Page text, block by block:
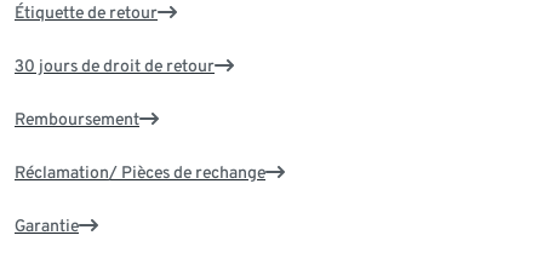
Étiquette de retour
30 jours de droit de retour
Remboursement
Réclamation/ Pièces de rechange
Garantie